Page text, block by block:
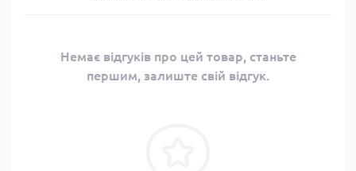
Немає відгуків про цей товар, станьте
першим, залиште свій відгук.